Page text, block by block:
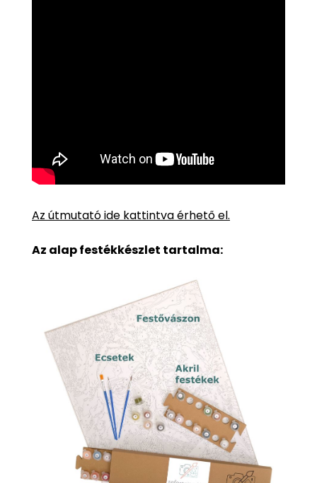
Az útmutató ide kattintva érhető el.
Az alap festékkészlet tartalma: